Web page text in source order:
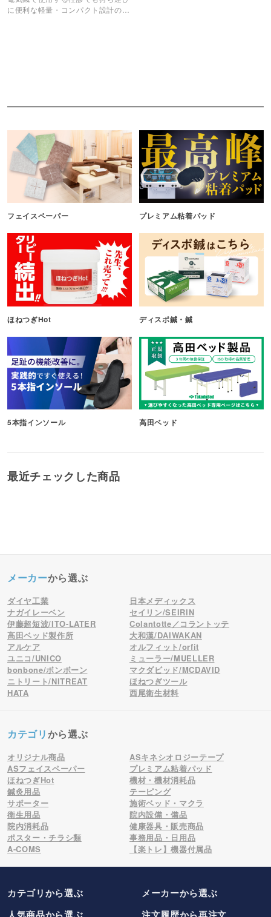
に便利な軽量・コンパクト設計の鍼
フェイスペーパー プレミアム粘着パッド
ほねつぎHot ディスポ鍼・鍼
5本指インソール 高田ベッド
最近チェックした商品
メーカーから選ぶ
ダイヤ工業
日本メディックス
ナガイレーベン
セイリン/SEIRIN
伊藤超短波/ITO-LATER
Colantotte／コラントッテ
高田ベッド製作所
大和漢/DAIWAKAN
アルケア
オルフィット/orfit
ユニコ/UNICO
ミューラー/MUELLER
bonbone/ボンボーン
マクダビッド/MCDAVID
ニトリート/NITREAT
ほねつぎツール
HATA
西尾衛生材料
カテゴリから選ぶ
オリジナル商品
ASキネシオロジーテープ
ASフェイスペーパー
プレミアム粘着パッド
ほねつぎHot
機材・機材消耗品
鍼灸用品
テーピング
サポーター
施術ベッド・マクラ
衛生用品
院内設備・備品
院内消耗品
健康器具・販売商品
ポスター・チラシ類
事務用品・日用品
A-COMS
【楽トレ】機器付属品
カテゴリから選ぶ メーカーから選ぶ
人気商品から選ぶ
注文履歴から再注文